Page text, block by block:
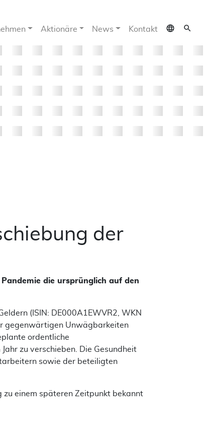
Aktionäre News Kontakt language search
der
die ursprünglich auf den
(ISIN: DE000A1EWVR2, WKN
gegenwärtigen Unwägbarkeiten
ordentliche
zu verschieben. Die Gesundheit
sowie der beteiligten
zu einem späteren Zeitpunkt bekannt